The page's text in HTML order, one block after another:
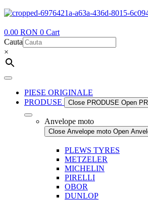
0.00 RON 0 Cart
Cauta
×
PIESE ORIGINALE
PRODUSE
Close PRODUSE Open
Anvelope moto
Close Anvelope moto Open
PLEWS TYRES
METZELER
MICHELIN
PIRELLI
OBOR
DUNLOP